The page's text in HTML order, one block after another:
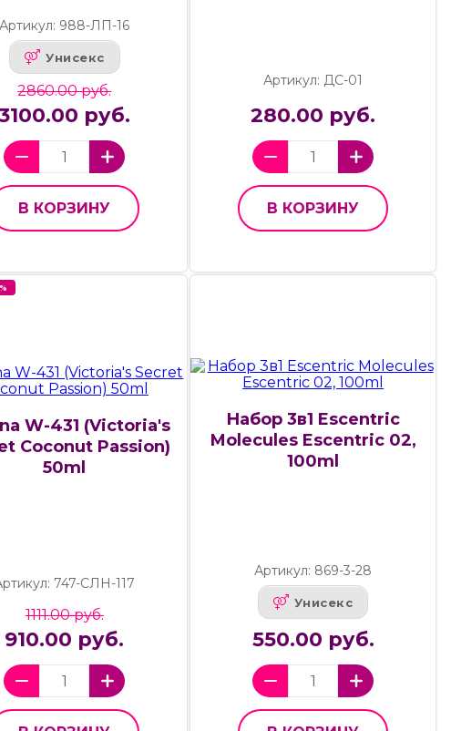
Артикул: 988-ЛП-16
Унисекс
2860.00 руб.
руб.
В КОРЗИНУ
Артикул: ДС-01
280.00 руб.
В КОРЗИНУ
W-431 (Victoria's
Coconut Passion)
50ml
747-СЛН-117
1111.00 руб.
910.00 руб.
Набор 3в1 Escentric
Molecules Escentric 02,
100ml
Артикул: 869-3-28
Унисекс
550.00 руб.